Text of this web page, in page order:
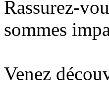
Rassurez-
sommes
Venez